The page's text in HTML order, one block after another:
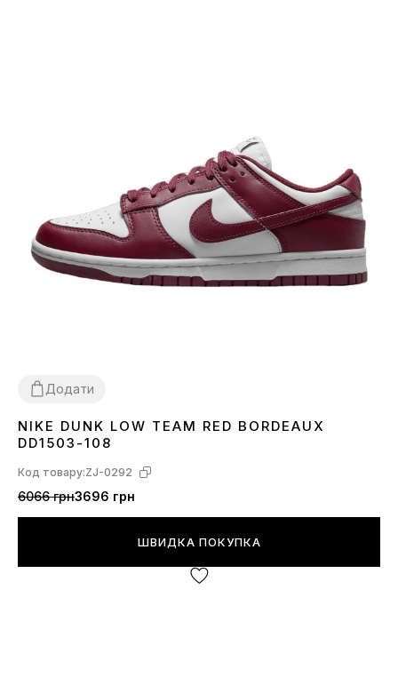
Додати
3637 383940 4142 43 4445
NIKE DUNK LOW TEAM RED BORDEAUX
DD1503-108
Код товару:ZJ-0292
6066 грн3696 грн
ШВИДКА ПОКУПКА